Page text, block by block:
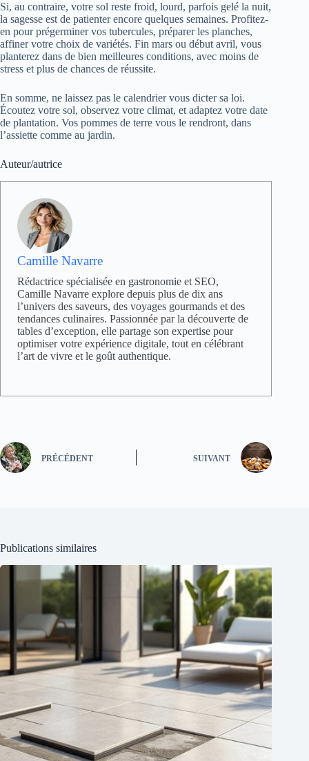
Si, au contraire, votre sol reste froid, lourd, parfois gelé la nuit,
la sagesse est de patienter encore quelques semaines. Profitez-
en pour prégerminer vos tubercules, préparer les planches,
affiner votre choix de variétés. Fin mars ou début avril, vous
planterez dans de bien meilleures conditions, avec moins de
stress et plus de chances de réussite.
En somme, ne laissez pas le calendrier vous dicter sa loi.
Écoutez votre sol, observez votre climat, et adaptez votre date
de plantation. Vos pommes de terre vous le rendront, dans
l’assiette comme au jardin.
Auteur/autrice
Camille Navarre
Rédactrice spécialisée en gastronomie et SEO,
Camille Navarre explore depuis plus de dix ans
l’univers des saveurs, des voyages gourmands et des
tendances culinaires. Passionnée par la découverte de
tables d’exception, elle partage son expertise pour
optimiser votre expérience digitale, tout en célébrant
l’art de vivre et le goût authentique.
PRÉCÉDENT SUIVANT
Publications similaires